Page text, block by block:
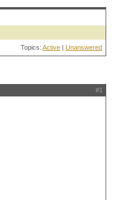
Topics: Active | Unanswered
#1